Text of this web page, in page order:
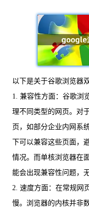
以下是关于谷歌浏览器
1. 兼容性方面：谷歌浏
理不同类型的网页。对
页，如部分企业内网系
下可以兼容这些页面，
情况。而单核浏览器在
能会出现兼容性问题，
2. 速度方面：在常规网
慢。浏览器的内核并非